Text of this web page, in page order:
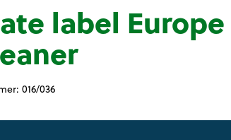
label
016/036